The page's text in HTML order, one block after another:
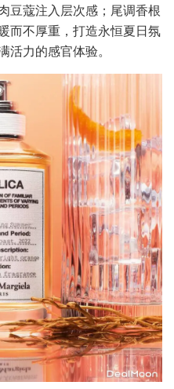
豆蔻注入层次感；尾调香根
而不厚重，打造永恒夏日氛
力的感官体验。